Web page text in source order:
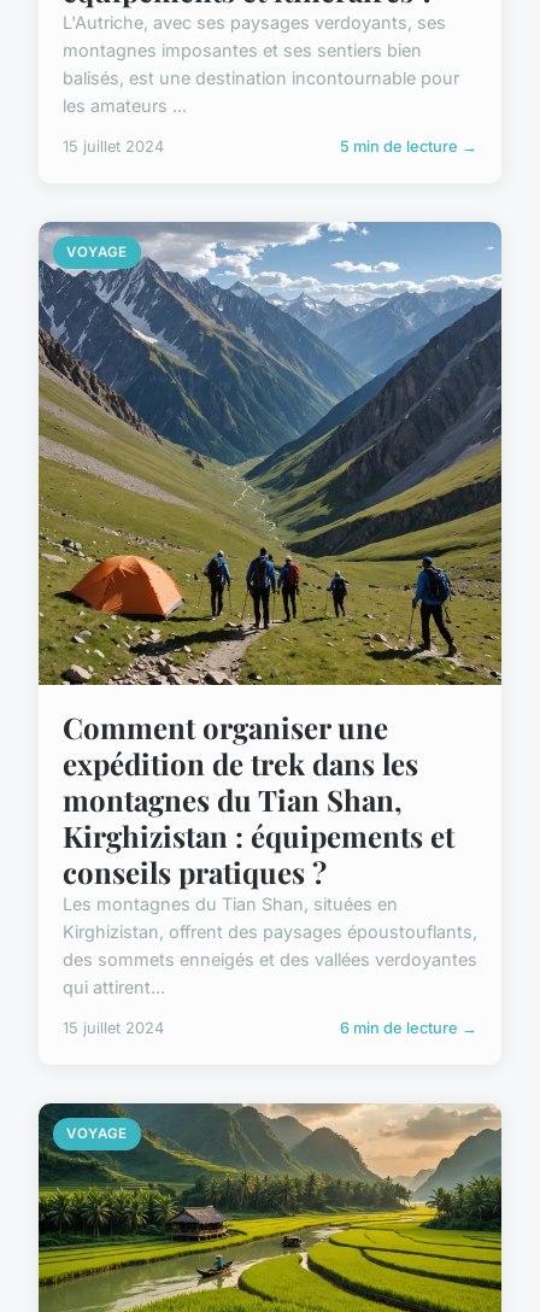
L'Autriche, avec ses paysages verdoyants, ses
montagnes imposantes et ses sentiers bien
balisés, est une destination incontournable pour
les amateurs ...
15 juillet 2024 5 min de lecture →
VOYAGE
Comment organiser une
expédition de trek dans les
montagnes du Tian Shan,
Kirghizistan : équipements et
conseils pratiques ?
Les montagnes du Tian Shan, situées en
Kirghizistan, offrent des paysages époustouflants,
des sommets enneigés et des vallées verdoyantes
qui attirent...
15 juillet 2024 6 min de lecture →
VOYAGE